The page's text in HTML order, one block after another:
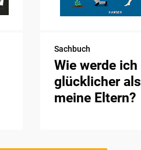
Sachbuch
Wie werde ich
glücklicher als
meine Eltern?